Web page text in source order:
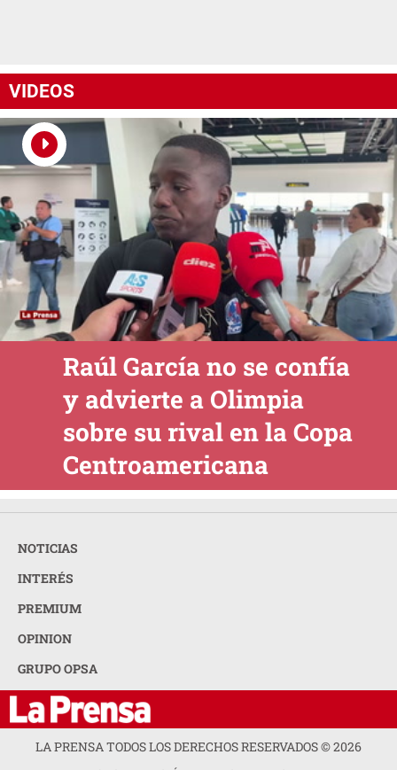
VIDEOS
Raúl García no se confía
y advierte a Olimpia
sobre su rival en la Copa
Centroamericana
NOTICIAS
INTERÉS
PREMIUM
OPINION
GRUPO OPSA
LA PRENSA TODOS LOS DERECHOS RESERVADOS ©2026